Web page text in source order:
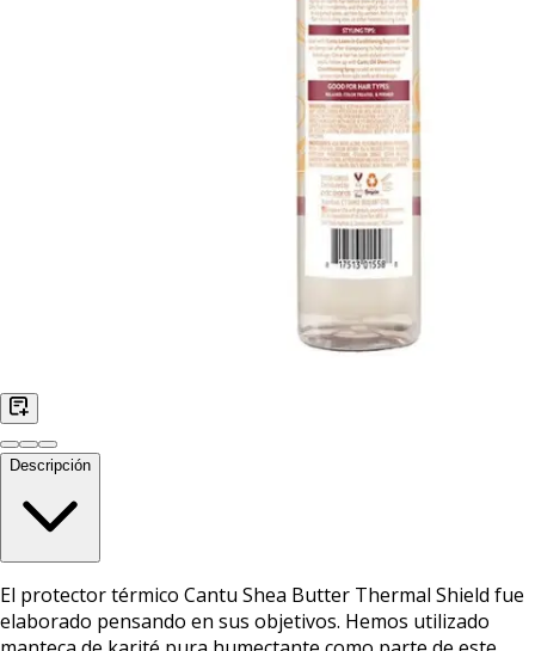
Descripción
El protector térmico Cantu Shea Butter Thermal Shield fue
elaborado pensando en sus objetivos. Hemos utilizado